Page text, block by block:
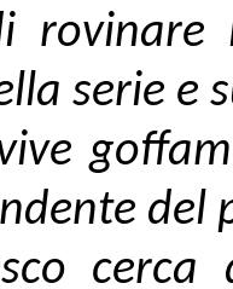
serie e
del